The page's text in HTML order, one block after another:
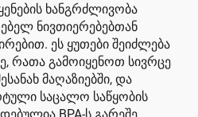
ხანგრძლივობა
ნივთიერებებთან
ეს ყუთები შეიძლება
რათა გამოიყენოთ სივრცე
მაღაზიებში, და
საცალო საწყობის